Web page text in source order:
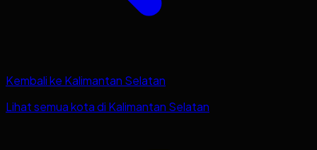
Kembali ke Kalimantan Selatan
Lihat semua kota di Kalimantan Selatan